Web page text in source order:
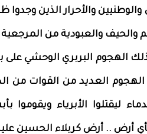
والأحرار الذين وجدوا
والعبودية من
الهجوم البربري الوحشي على
العديد من القوات من
ليقتلوا الأبرياء
أرض .. أرض كربلاء الحسين